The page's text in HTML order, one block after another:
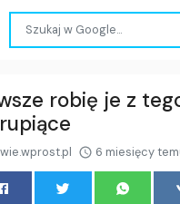
robię je z
6 miesięcy